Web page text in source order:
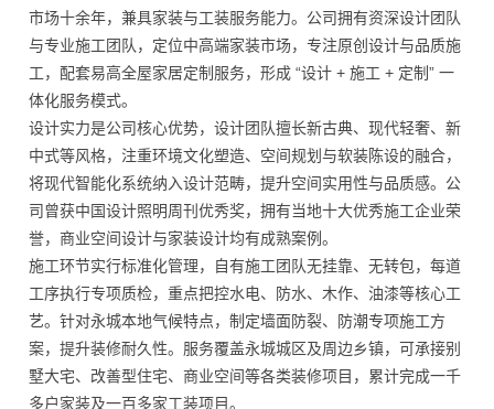
市场十余年，兼具家装与工装服务能力。公司拥有资深设计团队
与专业施工团队，定位中高端家装市场，专注原创设计与品质施
工，配套易高全屋家居定制服务，形成 “设计 + 施工 + 定制” 一
体化服务模式。
设计实力是公司核心优势，设计团队擅长新古典、现代轻奢、新
中式等风格，注重环境文化塑造、空间规划与软装陈设的融合，
将现代智能化系统纳入设计范畴，提升空间实用性与品质感。公
司曾获中国设计照明周刊优秀奖，拥有当地十大优秀施工企业荣
誉，商业空间设计与家装设计均有成熟案例。
施工环节实行标准化管理，自有施工团队无挂靠、无转包，每道
工序执行专项质检，重点把控水电、防水、木作、油漆等核心工
艺。针对永城本地气候特点，制定墙面防裂、防潮专项施工方
案，提升装修耐久性。服务覆盖永城城区及周边乡镇，可承接别
墅大宅、改善型住宅、商业空间等各类装修项目，累计完成一千
多户家装及一百多家工装项目。